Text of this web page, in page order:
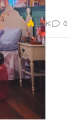
.
2.3K 0